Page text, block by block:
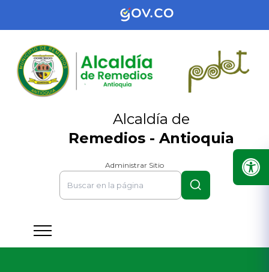
Alcaldía de
Remedios - Antioquia
Administrar Sitio